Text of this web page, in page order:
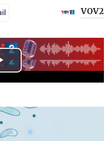
VOV2